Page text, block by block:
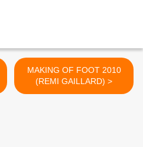
MAKING OF FOOT 2010
(REMI GAILLARD) >